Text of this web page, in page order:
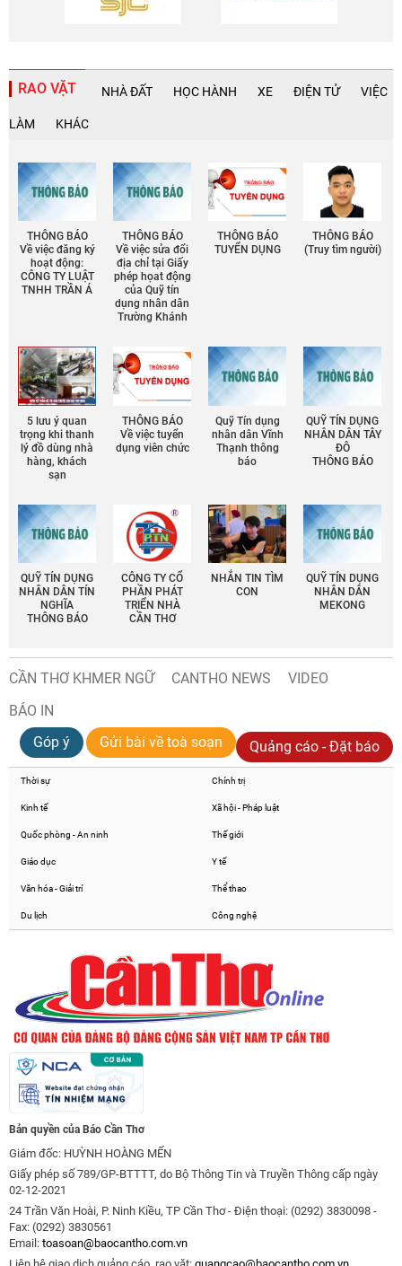
RAO VẶT NHÀ ĐẤT HỌC HÀNH XE ĐIỆN TỬ VIỆC
LÀM KHÁC
THÔNG BÁO
Về việc đăng ký
hoạt động:
CÔNG TY LUẬT
TNHH TRẦN Á
THÔNG BÁO
Về việc sửa đổi
địa chỉ tại Giấy
phép họat động
của Quỹ tín
dụng nhân dân
Trường Khánh
THÔNG BÁO
TUYỂN DỤNG
THÔNG BÁO
(Truy tìm người)
5 lưu ý quan
trọng khi thanh
lý đồ dùng nhà
hàng, khách
sạn
THÔNG BÁO
Về việc tuyển
dụng viên chức
Quỹ Tín dụng
nhân dân Vĩnh
Thạnh thông
báo
QUỸ TÍN DỤNG
NHÂN DÂN TÂY
ĐÔ
THÔNG BÁO
QUỸ TÍN DỤNG
NHÂN DÂN TÍN
NGHĨA
THÔNG BÁO
CÔNG TY CỔ
PHẦN PHÁT
TRIỂN NHÀ
CẦN THƠ
NHẮN TIN TÌM
CON
QUỸ TÍN DỤNG
NHÂN DÂN
MEKONG
CẦN THƠ KHMER NGỮ CANTHO NEWS
VIDEO
BÁO IN
Góp ý
Gửi bài về toà soạn Quảng cáo - Đặt báo
Thời sự Chính trị
Kinh tế Xã hội - Pháp luật
Quốc phòng - An ninh Thế giới
Giáo dục Y tế
Văn hóa - Giải trí Thể thao
Du lịch Công nghệ
Bản quyền của Báo Cần Thơ
Giám đốc: HUỲNH HOÀNG MẾN
Giấy phép số 789/GP-BTTTT, do Bộ Thông Tin và Truyền Thông cấp ngày
02-12-2021
24 Trần Văn Hoài, P. Ninh Kiều, TP Cần Thơ - Điện thoại: (0292) 3830098 -
Fax: (0292) 3830561
Email: toasoan@baocantho.com.vn